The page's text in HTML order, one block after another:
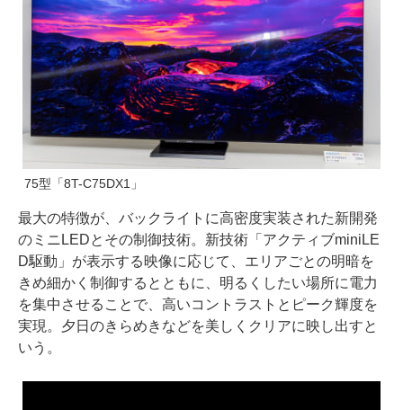
75型「8T-C75DX1」
最大の特徴が、バックライトに高密度実装された新開発
のミニLEDとその制御技術。新技術「アクティブminiLE
D駆動」が表示する映像に応じて、エリアごとの明暗を
きめ細かく制御するとともに、明るくしたい場所に電力
を集中させることで、高いコントラストとピーク輝度を
実現。夕日のきらめきなどを美しくクリアに映し出すと
いう。